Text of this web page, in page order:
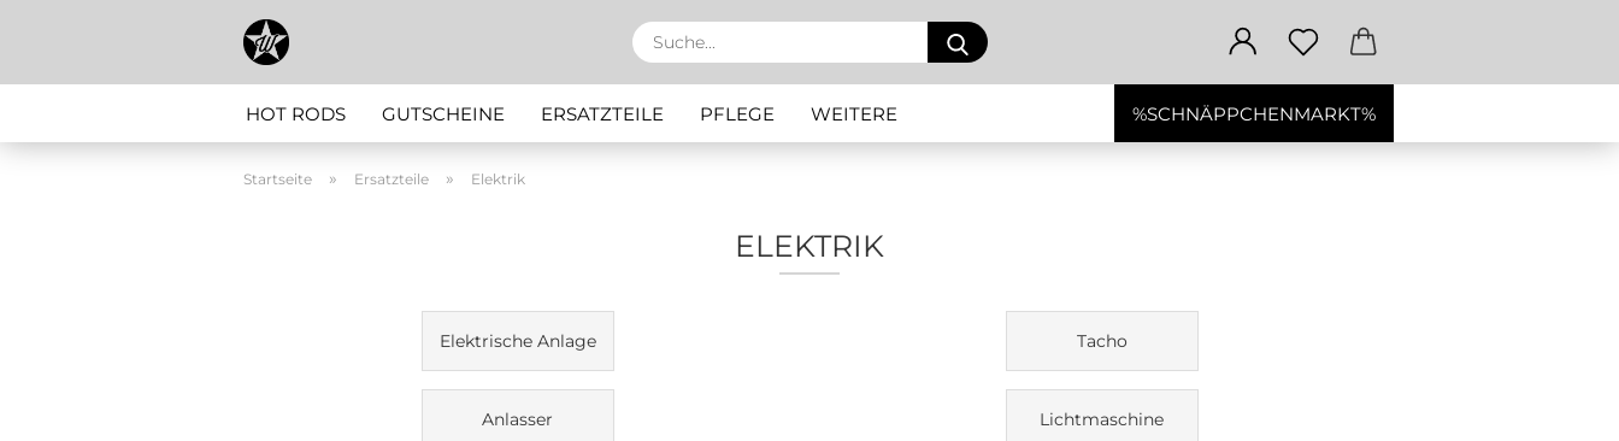
Suche...
HOT RODS GUTSCHEINE ERSATZTEILE PFLEGE %SCHNÄPPCHENMARKT%
WEITERE
Startseite » Ersatzteile » Elektrik
ELEKTRIK
Elektrische Anlage Tacho
Anlasser Lichtmaschine